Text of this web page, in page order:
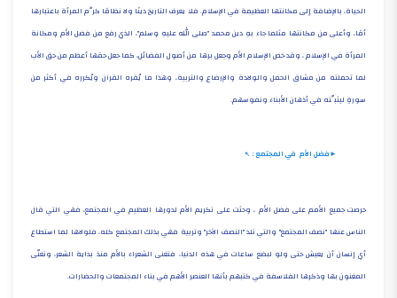
الحياة، بالإضافة إلى مكانتها العظيمة في الإسلام. فلا يعرف التاريخ دينًا ولا نظامًا كرَّم المرأة باعتبارها
أمًا، وأعلى من مكانتها مثلما جاء بهِ دين محمد "صلى الله عليهِ وسلم"، الذي رفع من فضل الأم ومكانة
المرأة في الإسلام ، وقد خص الإسلام الأم وجعل برها من أصول الفضائل، كما جعل حقها أعظم من حق الأب
لما تحملته من مشاق الحمل والولادة والإرضاع والتربية، وهذا ما يُقره القرآن ويُكرره في أكثر من
سورةٍ ليثبِّته في أذهان الأبناء ونفوسهم.
►فضل الأم في المجتمع :
حرصت جميع الأمم على فضل الأم ، وحثت على تكريم الأم لدورها العظيم في المجتمع، فهي التي قال
الناس عنها "نصف المجتمع" والتي تلد "النصف الآخر" وتربية فهي بذلك المجتمع كله، فلولاها لما استطاع
أي إنسان أن يعيش حتى ولو لبضع ساعات في هذه الدنيا، فتغنى الشعراء بالأم منذ بداية الشعر، وتغنّى
المغنون بها وذكرها الفلاسفة في كتبهم بأنها العنصر الأهم في بناء المجتمعات والحضارات.